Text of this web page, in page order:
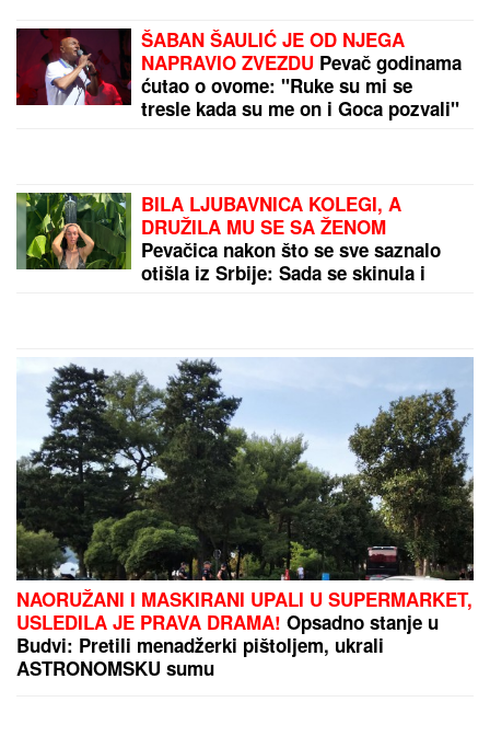
horoskopske znake očekuje prava bura - nedelja
puna emocija, susreta i preokreta
Pao rekord! Nikola Jokić nije mogao
Period samoće se uskoro završava:
Ova 3 horoskopska znaka 9. avgusta
očekuje emotivni preokret
(PAPARACO) KRIŠOM SMO SNIMILI NAŠU
PEVAČICU U CRNOJ GORIBez trunke šminke na
aerodromu, pojavila se u ovom izdanju: Društvo joj
pravi poznati muškarac